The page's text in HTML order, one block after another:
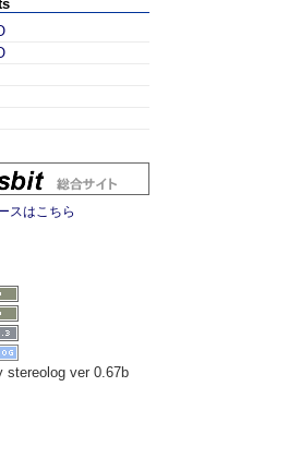
スはこちら
stereolog ver 0.67b